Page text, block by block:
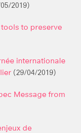
2019)
to preserve
internationale
(29/04/2019)
Message from
de